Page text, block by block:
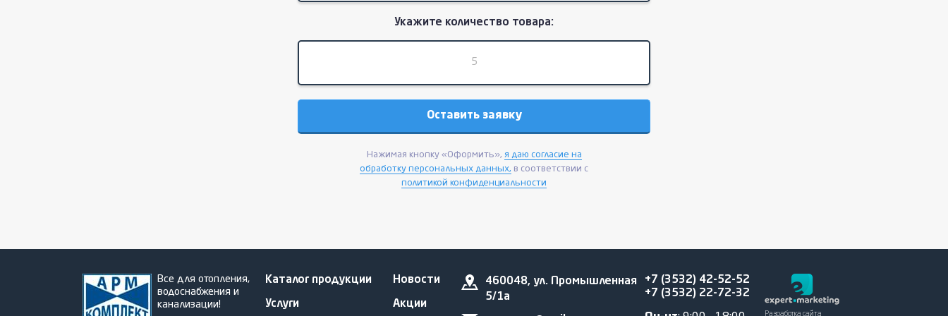
Укажите количество товара:
Нажимая кнопку «Оформить», я даю согласие на
обработку персональных данных, в соответствии с
политикой конфиденциальности
Все для отопления,
водоснабжения и
канализации!
Каталог продукции
Услуги
Новости
Акции
460048, ул. Промышленная
5/1а
+7 (3532) 42-52-52
+7 (3532) 22-72-32
Разработка сайта